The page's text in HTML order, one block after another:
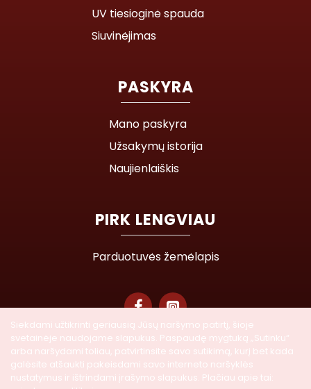
Siekdami užtikrinti geriausią Jūsų naršymo patirtį, šioje
svetainėje naudojame slapukus. Paspaudę mygtuką „Sutinku“
arba naršydami toliau, patvirtinsite savo sutikimą, kurį bet kada
galėsite atšaukti pakeisdami savo interneto naršyklės
nustatymus ir ištrindami įrašymo slapukus. Plačiau apie tai:
UV tiesioginė spauda
Siuvinėjimas
PASKYRA
Mano paskyra
Užsakymų istorija
Naujienlaiškis
PIRK LENGVIAU
Parduotuvės žemėlapis
© 2026 Lasegra UAB. Visos teisės saugomos